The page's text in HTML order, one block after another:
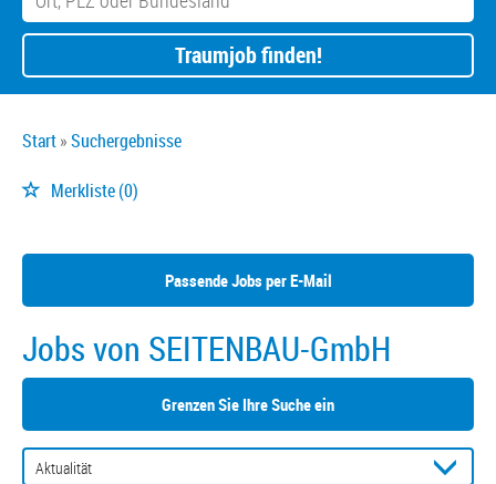
Traumjob finden!
Start Suchergebnisse
Merkliste(0)
Passende Jobs per E-Mail
Jobs von SEITENBAU-GmbH
Grenzen Sie Ihre Suche ein